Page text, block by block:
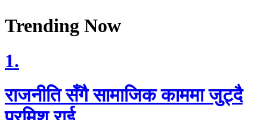
Trending Now
1.
राजनीति सँगै सामाजिक काममा जुट्दै